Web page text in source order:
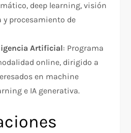
deep learning, visión
procesamiento de
Artificial: Programa
online, dirigido a
en machine
e IA generativa.​